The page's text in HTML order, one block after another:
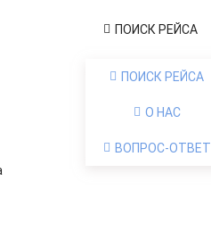
ПОИСК РЕЙСА
ПОИСК РЕЙСА
О НАС
ВОПРОС-ОТВЕТ